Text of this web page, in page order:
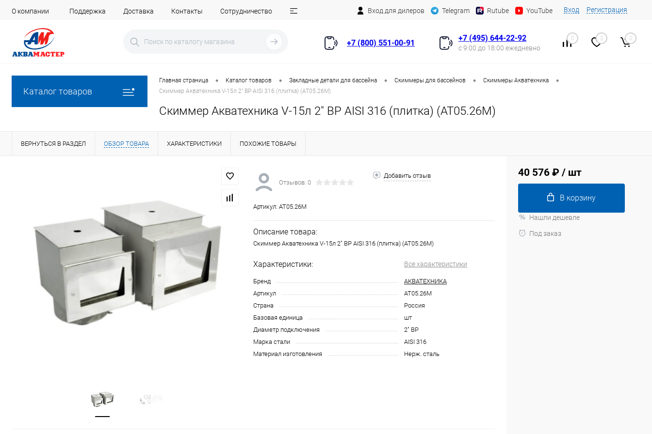
О компании Поддержка Доставка Контакты Сотрудничество Вход для дилеров Telegram Rutube YouTube Вход Регистрация
+7 (800) 551-00-91
+7 (495) 644-22-92
с 9:00 до 18:00 ежедневно
0 0 0
Каталог товаров
Главная страница • Каталог товаров • Закладные детали для бассейна • Скиммеры для бассейнов • Скиммеры Акватехника •
Скиммер Акватехника V-15л 2" ВР AISI 316 (плитка) (AT05.26M)
Скиммер Акватехника V-15л 2" ВР AISI 316 (плитка) (AT05.26M)
ВЕРНУТЬСЯ В РАЗДЕЛ ОБЗОР ТОВАРА ХАРАКТЕРИСТИКИ ПОХОЖИЕ ТОВАРЫ
Отзывов: 0
Добавить отзыв
Артикул: AT05.26M
Описание товара:
Скиммер Акватехника V-15л 2" ВР AISI 316 (плитка) (AT05.26M)
Характеристики: Все характеристики
Бренд
АКВАТЕХНИКА
Артикул
AT05.26M
Страна
Россия
Базовая единица
шт
Диаметр подключения
2" ВР
Марка стали
AISI 316
Материал изготовления
Нерж. сталь
40 576 ₽ / шт
В корзину
Нашли дешевле
Под заказ